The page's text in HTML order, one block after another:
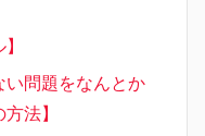
い問題をなんとか
法】